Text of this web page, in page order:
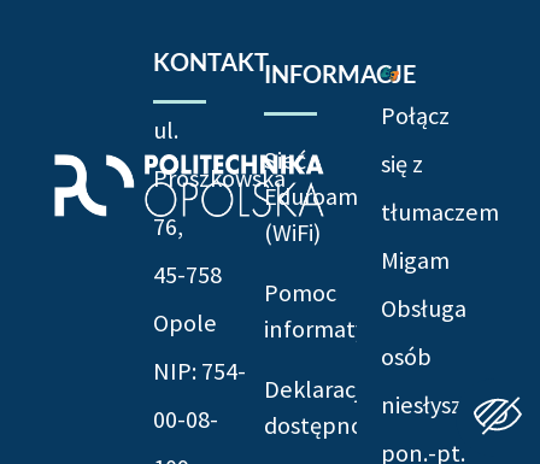
KONTAKT
ul.
Prószkowska
76,
45-758
Opole
NIP: 754-
00-08-
INFORMACJE
Sieć
Eduroam
(WiFi)
Pomoc
informatyczna
Deklaracja
dostępności
Połącz
się z
tłumaczem
Migam
Obsługa
osób
niesłyszących:
pon.-pt.